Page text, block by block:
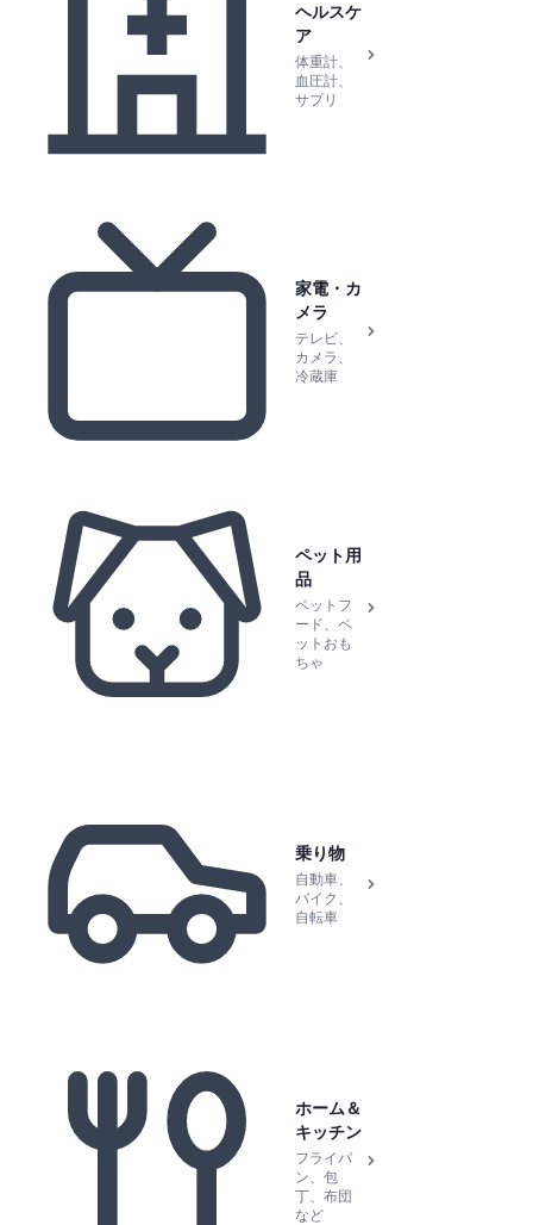
ヘルスケ
ア
体重計、
血圧計、
サプリ
家電・カ
メラ
テレビ、
カメラ、
冷蔵庫
ペット用
品
ペットフ
ード、ペ
ットおも
ちゃ
乗り物
自動車、
バイク、
自転車
ホーム＆
キッチン
フライパ
ン、包
丁、布団
など